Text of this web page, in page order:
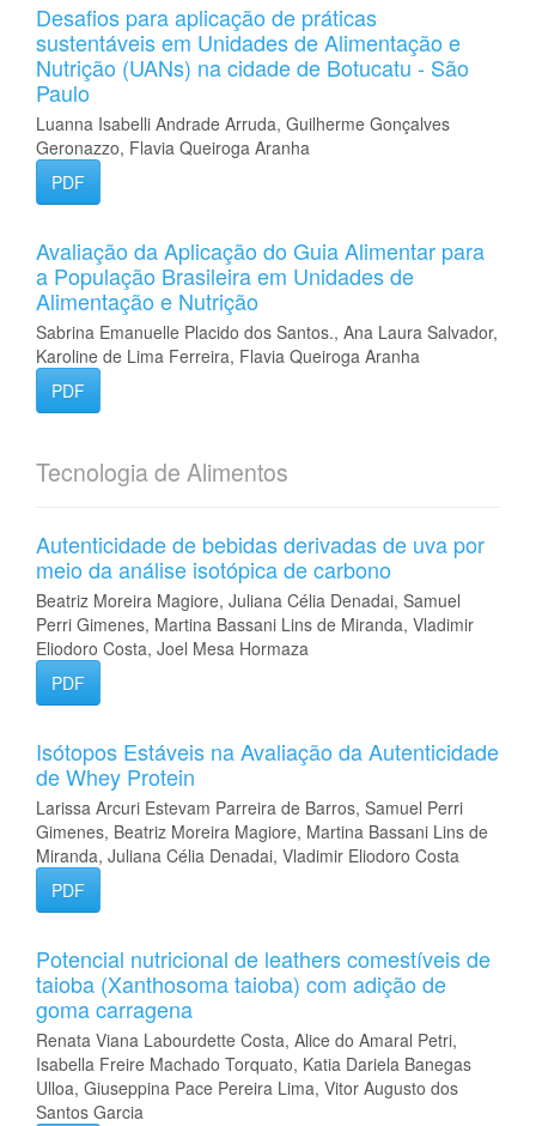
Desafios para aplicação de práticas
sustentáveis em Unidades de Alimentação e
Nutrição (UANs) na cidade de Botucatu - São
Paulo
Luanna Isabelli Andrade Arruda, Guilherme Gonçalves
Geronazzo, Flavia Queiroga Aranha
PDF
Avaliação da Aplicação do Guia Alimentar para
a População Brasileira em Unidades de
Alimentação e Nutrição
Sabrina Emanuelle Placido dos Santos., Ana Laura Salvador,
Karoline de Lima Ferreira, Flavia Queiroga Aranha
PDF
Tecnologia de Alimentos
Autenticidade de bebidas derivadas de uva por
meio da análise isotópica de carbono
Beatriz Moreira Magiore, Juliana Célia Denadai, Samuel
Perri Gimenes, Martina Bassani Lins de Miranda, Vladimir
Eliodoro Costa, Joel Mesa Hormaza
PDF
Isótopos Estáveis na Avaliação da Autenticidade
de Whey Protein
Larissa Arcuri Estevam Parreira de Barros, Samuel Perri
Gimenes, Beatriz Moreira Magiore, Martina Bassani Lins de
Miranda, Juliana Célia Denadai, Vladimir Eliodoro Costa
PDF
Potencial nutricional de leathers comestíveis de
taioba (Xanthosoma taioba) com adição de
goma carragena
Renata Viana Labourdette Costa, Alice do Amaral Petri,
Isabella Freire Machado Torquato, Katia Dariela Banegas
Ulloa, Giuseppina Pace Pereira Lima, Vitor Augusto dos
Santos Garcia